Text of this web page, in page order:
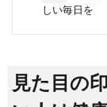
しい毎日を
見た目の